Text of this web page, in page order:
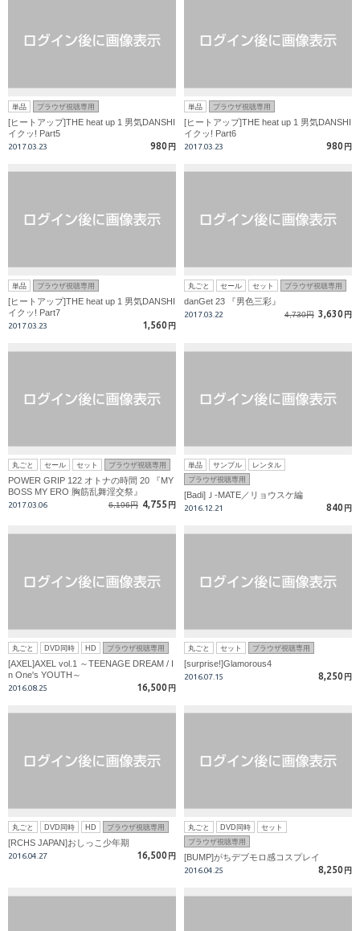
単品 ブラウザ視聴専用
[ヒートアップ]THE heat up 1 男気DANSHI
イクッ! Part5
2017.03.23 980 円
単品 ブラウザ視聴専用
[ヒートアップ]THE heat up 1 男気DANSHI
イクッ! Part6
2017.03.23 980 円
単品 ブラウザ視聴専用
[ヒートアップ]THE heat up 1 男気DANSHI
イクッ! Part7
2017.03.23 1,560 円
丸ごと セール セット ブラウザ視聴専用
danGet 23 『男色三彩』
2017.03.22 4,730円 3,630 円
丸ごと セール セット ブラウザ視聴専用
POWER GRIP 122 オトナの時間 20 『MY
BOSS MY ERO 胸筋乱舞淫交祭』
2017.03.06 6,196円 4,755 円
単品 サンプル
レンタル
ブラウザ視聴専用
[Badi]Ｊ-MATE／リョウスケ編
2016.12.21 840 円
丸ごと DVD同時 HD ブラウザ視聴専用
[AXEL]AXEL vol.1 ～TEENAGE DREAM / I
n One's YOUTH～
2016.08.25 16,500 円
丸ごと セット ブラウザ視聴専用
[surprise!]Glamorous4
2016.07.15 8,250 円
丸ごと DVD同時 HD ブラウザ視聴専用
[RCHS JAPAN]おしっこ少年期
2016.04.27 16,500 円
丸ごと DVD同時
セット
ブラウザ視聴専用
[BUMP]がちデブモロ感コスプレイ
2016.04.25 8,250 円